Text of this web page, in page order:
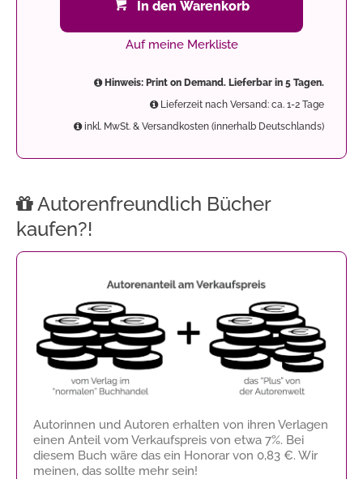
In den Warenkorb
Auf meine Merkliste
Hinweis: Print on Demand. Lieferbar in 5 Tagen.
Lieferzeit nach Versand: ca. 1-2 Tage
inkl. MwSt. & Versandkosten (innerhalb Deutschlands)
Autorenfreundlich Bücher
kaufen?!
Autorinnen und Autoren erhalten von ihren Verlagen
einen Anteil vom Verkaufspreis von etwa 7%. Bei
diesem Buch wäre das ein Honorar von 0,83 €. Wir
meinen, das sollte mehr sein!